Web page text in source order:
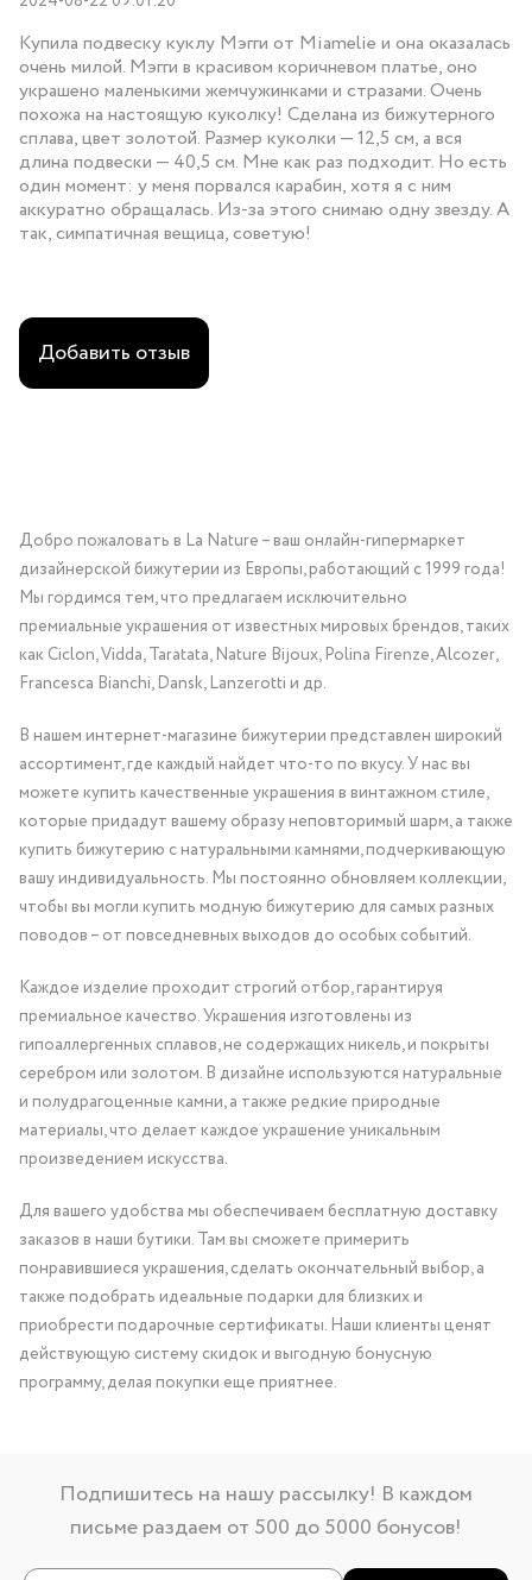
Купила подвеску куклу Мэгги от Miamelie и она оказалась
очень милой. Мэгги в красивом коричневом платье, оно
украшено маленькими жемчужинками и стразами. Очень
похожа на настоящую куколку! Сделана из бижутерного
сплава, цвет золотой. Размер куколки — 12,5 см, а вся
длина подвески — 40,5 см. Мне как раз подходит. Но есть
один момент: у меня порвался карабин, хотя я с ним
аккуратно обращалась. Из-за этого снимаю одну звезду. А
так, симпатичная вещица, советую!
Добавить отзыв
Добро пожаловать в La Nature – ваш онлайн-гипермаркет
дизайнерской бижутерии из Европы, работающий с 1999 года!
Мы гордимся тем, что предлагаем исключительно
премиальные украшения от известных мировых брендов, таких
как Ciclon, Vidda, Taratata, Nature Bijoux, Polina Firenze, Alcozer,
Francesca Bianchi, Dansk, Lanzerotti и др.
В нашем интернет-магазине бижутерии представлен широкий
ассортимент, где каждый найдет что-то по вкусу. У нас вы
можете купить качественные украшения в винтажном стиле,
которые придадут вашему образу неповторимый шарм, а также
купить бижутерию с натуральными камнями, подчеркивающую
вашу индивидуальность. Мы постоянно обновляем коллекции,
чтобы вы могли купить модную бижутерию для самых разных
поводов – от повседневных выходов до особых событий.
Каждое изделие проходит строгий отбор, гарантируя
премиальное качество. Украшения изготовлены из
гипоаллергенных сплавов, не содержащих никель, и покрыты
серебром или золотом. В дизайне используются натуральные
и полудрагоценные камни, а также редкие природные
материалы, что делает каждое украшение уникальным
произведением искусства.
Для вашего удобства мы обеспечиваем бесплатную доставку
заказов в наши бутики. Там вы сможете примерить
понравившиеся украшения, сделать окончательный выбор, а
также подобрать идеальные подарки для близких и
приобрести подарочные сертификаты. Наши клиенты ценят
действующую систему скидок и выгодную бонусную
программу, делая покупки еще приятнее.
Подпишитесь на нашу рассылку! В каждом
письме раздаем от 500 до 5000 бонусов!